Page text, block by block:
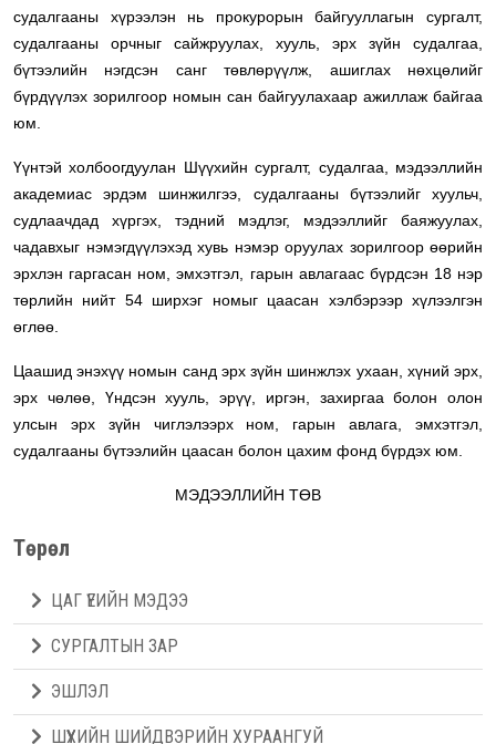
судалгааны хүрээлэн нь прокурорын байгууллагын сургалт,
судалгааны орчныг сайжруулах, хууль, эрх зүйн судалгаа,
бүтээлийн нэгдсэн санг төвлөрүүлж, ашиглах нөхцөлийг
бүрдүүлэх зорилгоор номын сан байгуулахаар ажиллаж байгаа
юм.
Үүнтэй холбоогдуулан Шүүхийн сургалт, судалгаа, мэдээллийн
академиас эрдэм шинжилгээ, судалгааны бүтээлийг хуульч,
судлаачдад хүргэх, тэдний мэдлэг, мэдээллийг баяжуулах,
чадавхыг нэмэгдүүлэхэд хувь нэмэр оруулах зорилгоор өөрийн
эрхлэн гаргасан ном, эмхэтгэл, гарын авлагаас бүрдсэн 18 нэр
төрлийн нийт 54 ширхэг номыг цаасан хэлбэрээр хүлээлгэн
өглөө.
Цаашид энэхүү номын санд эрх зүйн шинжлэх ухаан, хүний эрх,
эрх чөлөө, Үндсэн хууль, эрүү, иргэн, захиргаа болон олон
улсын эрх зүйн чиглэлээрх ном, гарын авлага, эмхэтгэл,
судалгааны бүтээлийн цаасан болон цахим фонд бүрдэх юм.
МЭДЭЭЛЛИЙН ТӨВ
Төрөл
ЦАГ ҮЕИЙН МЭДЭЭ
СУРГАЛТЫН ЗАР
ЭШЛЭЛ
ШҮҮХИЙН ШИЙДВЭРИЙН ХУРААНГУЙ